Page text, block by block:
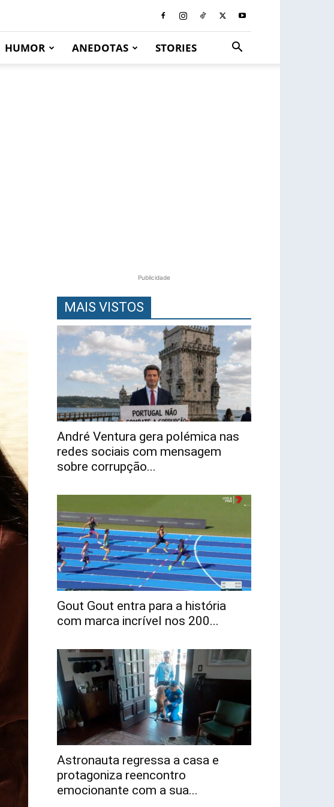
HUMOR ANEDOTAS STORIES
Publicidade
MAIS VISTOS
André Ventura gera polémica nas
redes sociais com mensagem
sobre corrupção...
Gout Gout entra para a história
com marca incrível nos 200...
Astronauta regressa a casa e
protagoniza reencontro
emocionante com a sua...